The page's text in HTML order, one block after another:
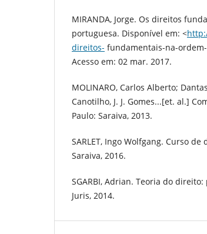
MIRANDA, Jorge. Os direitos
portuguesa. Disponível em: <
direitos- fundamentais-na-
Acesso em: 02 mar. 2017.
MOLINARO, Carlos Alberto;
Canotilho, J. J. Gomes...[et. al.]
Paulo: Saraiva, 2013.
SARLET, Ingo Wolfgang. Curso
Saraiva, 2016.
SGARBI, Adrian. Teoria do
Juris, 2014.